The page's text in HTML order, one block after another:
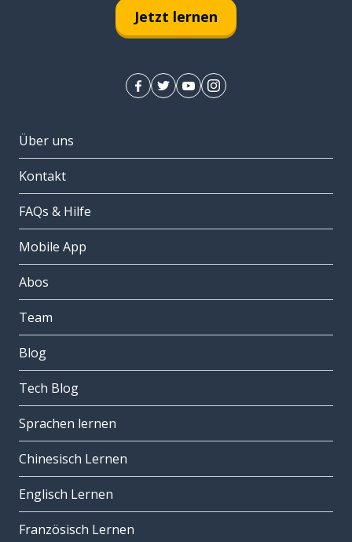
Jetzt lernen
Über uns
Kontakt
FAQs & Hilfe
Mobile App
Abos
Team
Blog
Tech Blog
Sprachen lernen
Chinesisch Lernen
Englisch Lernen
Französisch Lernen